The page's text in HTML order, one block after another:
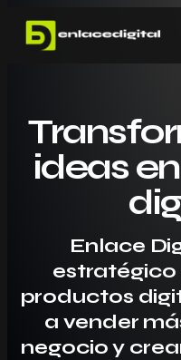
ideas
Enlace
estratégico
productos
a vender
negocio y